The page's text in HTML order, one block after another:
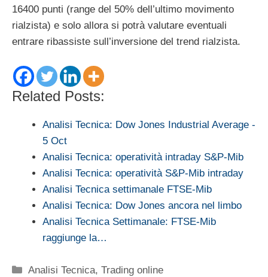
16400 punti (range del 50% dell’ultimo movimento
rialzista) e solo allora si potrà valutare eventuali
entrare ribassiste sull’inversione del trend rialzista.
Related Posts:
Analisi Tecnica: Dow Jones Industrial Average -
5 Oct
Analisi Tecnica: operatività intraday S&P-Mib
Analisi Tecnica: operatività S&P-Mib intraday
Analisi Tecnica settimanale FTSE-Mib
Analisi Tecnica: Dow Jones ancora nel limbo
Analisi Tecnica Settimanale: FTSE-Mib
raggiunge la…
Categorie
Analisi Tecnica,Trading online